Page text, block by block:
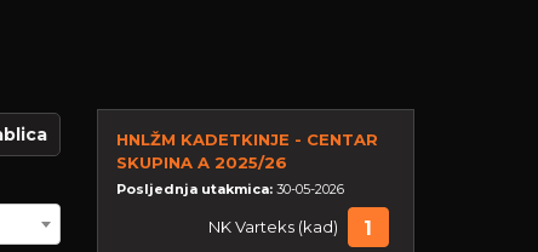
HNLŽM KADETKINJE - CENTAR
SKUPINA A 2025/26
Posljednja utakmica: 30-05-2026
NK Varteks (kad) 1